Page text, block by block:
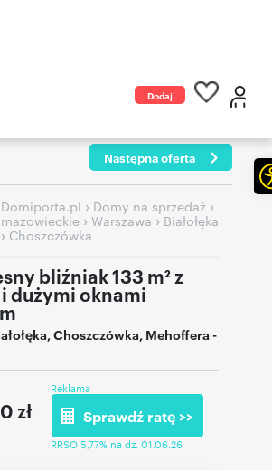
Dodaj
Następna oferta
Domiporta.pl › Domy na sprzedaż ›
mazowieckie › Warszawa › Białołęka
› Choszczówka
bliźniak 133 m² z
dużymi oknami
,Choszczówka, Mehoffera-
zł
Reklama
Sprawdź ratę >>
RRSO 5,77% na dz. 01.06.26